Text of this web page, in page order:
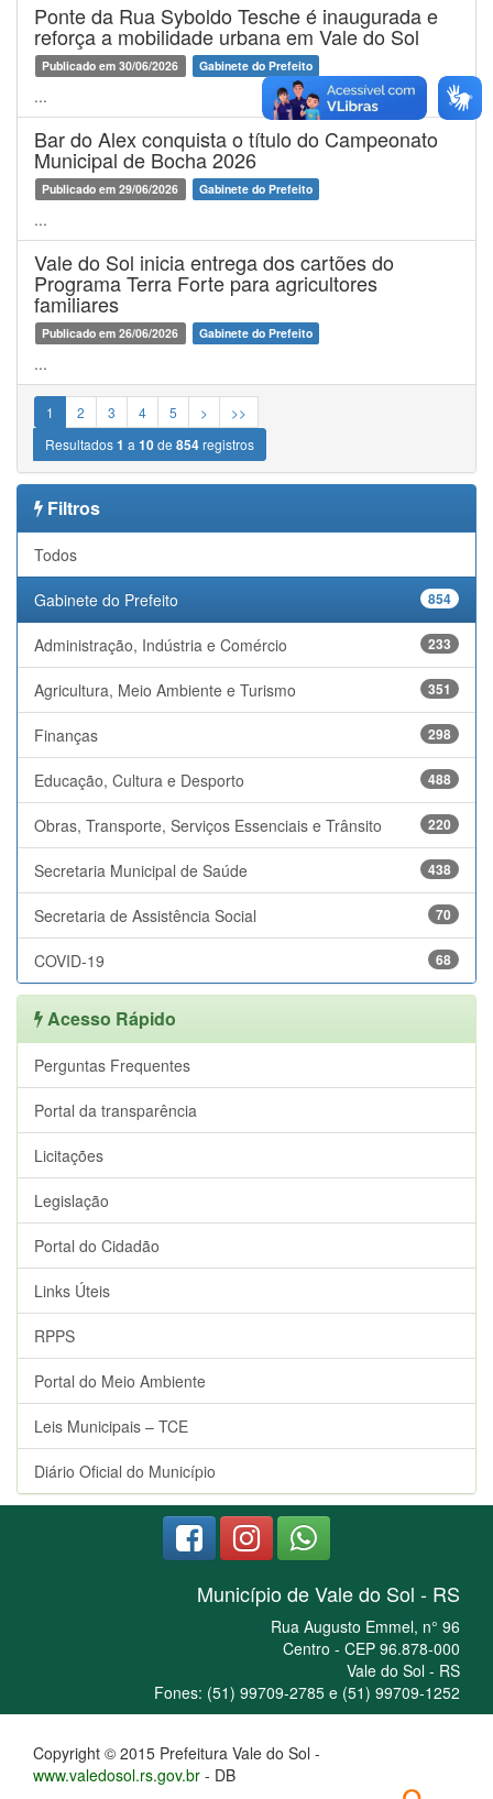
Ponte da Rua Syboldo Tesche é inaugurada e
reforça a mobilidade urbana em Vale do Sol
Publicado em 30/06/2026 Gabinete do Prefeito
...
Bar do Alex conquista o título do Campeonato
Municipal de Bocha 2026
Publicado em 29/06/2026 Gabinete do Prefeito
...
Vale do Sol inicia entrega dos cartões do
Programa Terra Forte para agricultores
familiares
Publicado em 26/06/2026 Gabinete do Prefeito
...
1 2 3 4 5 >
>>
Resultados1 a 10de 854registros
Filtros
Todos
854
Gabinete do Prefeito
233
Administração, Indústria e Comércio
351
Agricultura, Meio Ambiente e Turismo
298
Finanças
488
Educação, Cultura e Desporto
220
Obras, Transporte, Serviços Essenciais e Trânsito
438
Secretaria Municipal de Saúde
70
Secretaria de Assistência Social
68
COVID-19
Acesso Rápido
Perguntas Frequentes
Portal da transparência
Licitações
Legislação
Portal do Cidadão
Links Úteis
RPPS
Portal do Meio Ambiente
Leis Municipais – TCE
Diário Oficial do Município
Município de Vale do Sol - RS
Rua Augusto Emmel, n° 96
Centro - CEP 96.878-000
Vale do Sol - RS
Fones: (51) 99709-2785 e (51) 99709-1252
Copyright © 2015 Prefeitura Vale do Sol -
www.valedosol.rs.gov.br - DB